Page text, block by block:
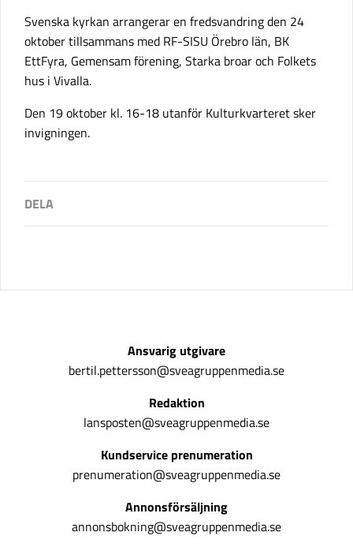
Svenska kyrkan arrangerar en fredsvandring den 24
oktober tillsammans med RF-SISU Örebro län, BK
EttFyra, Gemensam förening, Starka broar och Folkets
hus i Vivalla.
Den 19 oktober kl. 16-18 utanför Kulturkvarteret sker
invigningen.
Ansvarig utgivare
bertil.pettersson@sveagruppenmedia.se
Redaktion
lansposten@sveagruppenmedia.se
Kundservice prenumeration
prenumeration@sveagruppenmedia.se
Annonsförsäljning
annonsbokning@sveagruppenmedia.se